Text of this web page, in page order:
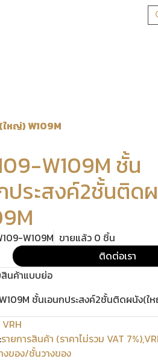
หญ่) W109M
W109M ชั้น
ประสงค์2ชั้นติด
W109M ขายแล้ว 0 ชิ้น
ติดต่อเรา
นค้าแบบย่อ
ชั้นเอนกประสงค์2ชั้นติดผนัง(ใ
VRH
รายการสินค้า (ราคาไม่รวม VAT 7%),
งของ/ชั้นวางของ